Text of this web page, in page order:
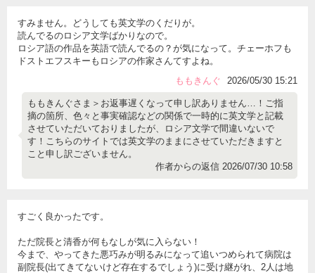
すみません。どうしても英文学のくだりが。
読んでるのロシア文学ばかりなので。
ロシア語の作品を英語で読んでるの？が気になって。チェーホフも
ドストエフスキーもロシアの作家さんてすよね。
ももきんぐ
2026/05/30 15:21
ももきんぐさま＞お返事遅くなって申し訳ありません…！ご指
摘の箇所、色々と事実確認などの関係で一時的に英文学と記載
させていただいておりましたが、ロシア文学で間違いないで
す！こちらのサイトでは英文学のままにさせていただきますと
こと申し訳ございません。
作者からの返信 2026/07/30 10:58
すごく良かったです。
ただ院長と清香が何もなしが気に入らない！
今まで、やってきた悪巧みが明るみになって追いつめられて病院は
副院長(出てきてないけど存在するでしょう)に受け継がれ、2人は地